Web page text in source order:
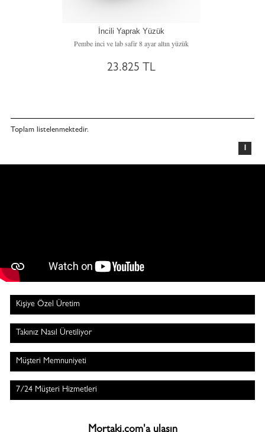
İncili Yaprak Yüzük
Pembe inci ve lab safir 8 ayar altın yüzük
23.825 TL
Toplam listelenmektedir.
1
Kişiye Özel Üretim
Takınız Nasıl Üretiliyor
Müşteri Memnuniyeti
7/24 Müşteri Hizmetleri